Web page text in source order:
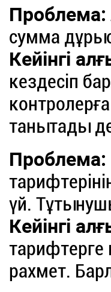
Проблема:
сумма
Кейінгі
кездесіп
танытады
Проблема:
үй.
Кейінгі
тарифтерге
рахмет.